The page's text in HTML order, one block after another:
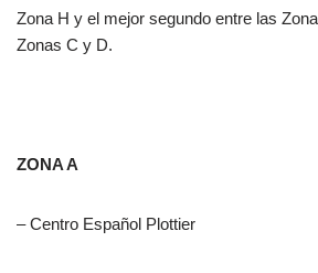
Zona H y el mejor segundo entre las
Zonas C y D.
ZONA A
– Centro Español Plottier